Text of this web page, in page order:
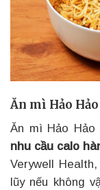
Ăn mì Hảo
Ăn mì Hảo Hảo
nhu cầu calo
Verywell
lũy nếu không